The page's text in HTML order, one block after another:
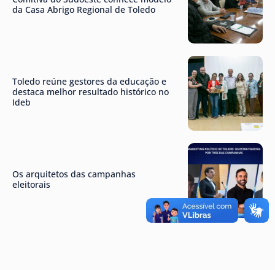
da Casa Abrigo Regional de Toledo
Toledo reúne gestores da educação e
destaca melhor resultado histórico no
Ideb
Os arquitetos das campanhas
eleitorais